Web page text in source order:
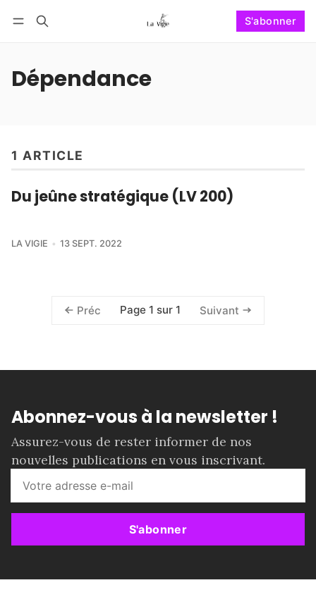
S'abonner
Dépendance
1 ARTICLE
Du jeûne stratégique (LV 200)
LA VIGIE 13 SEPT. 2022
Préc Page 1 sur 1 Suivant
Abonnez-vous à la newsletter !
Assurez-vous de rester informer de nos
nouvelles publications en vous inscrivant.
S'abonner